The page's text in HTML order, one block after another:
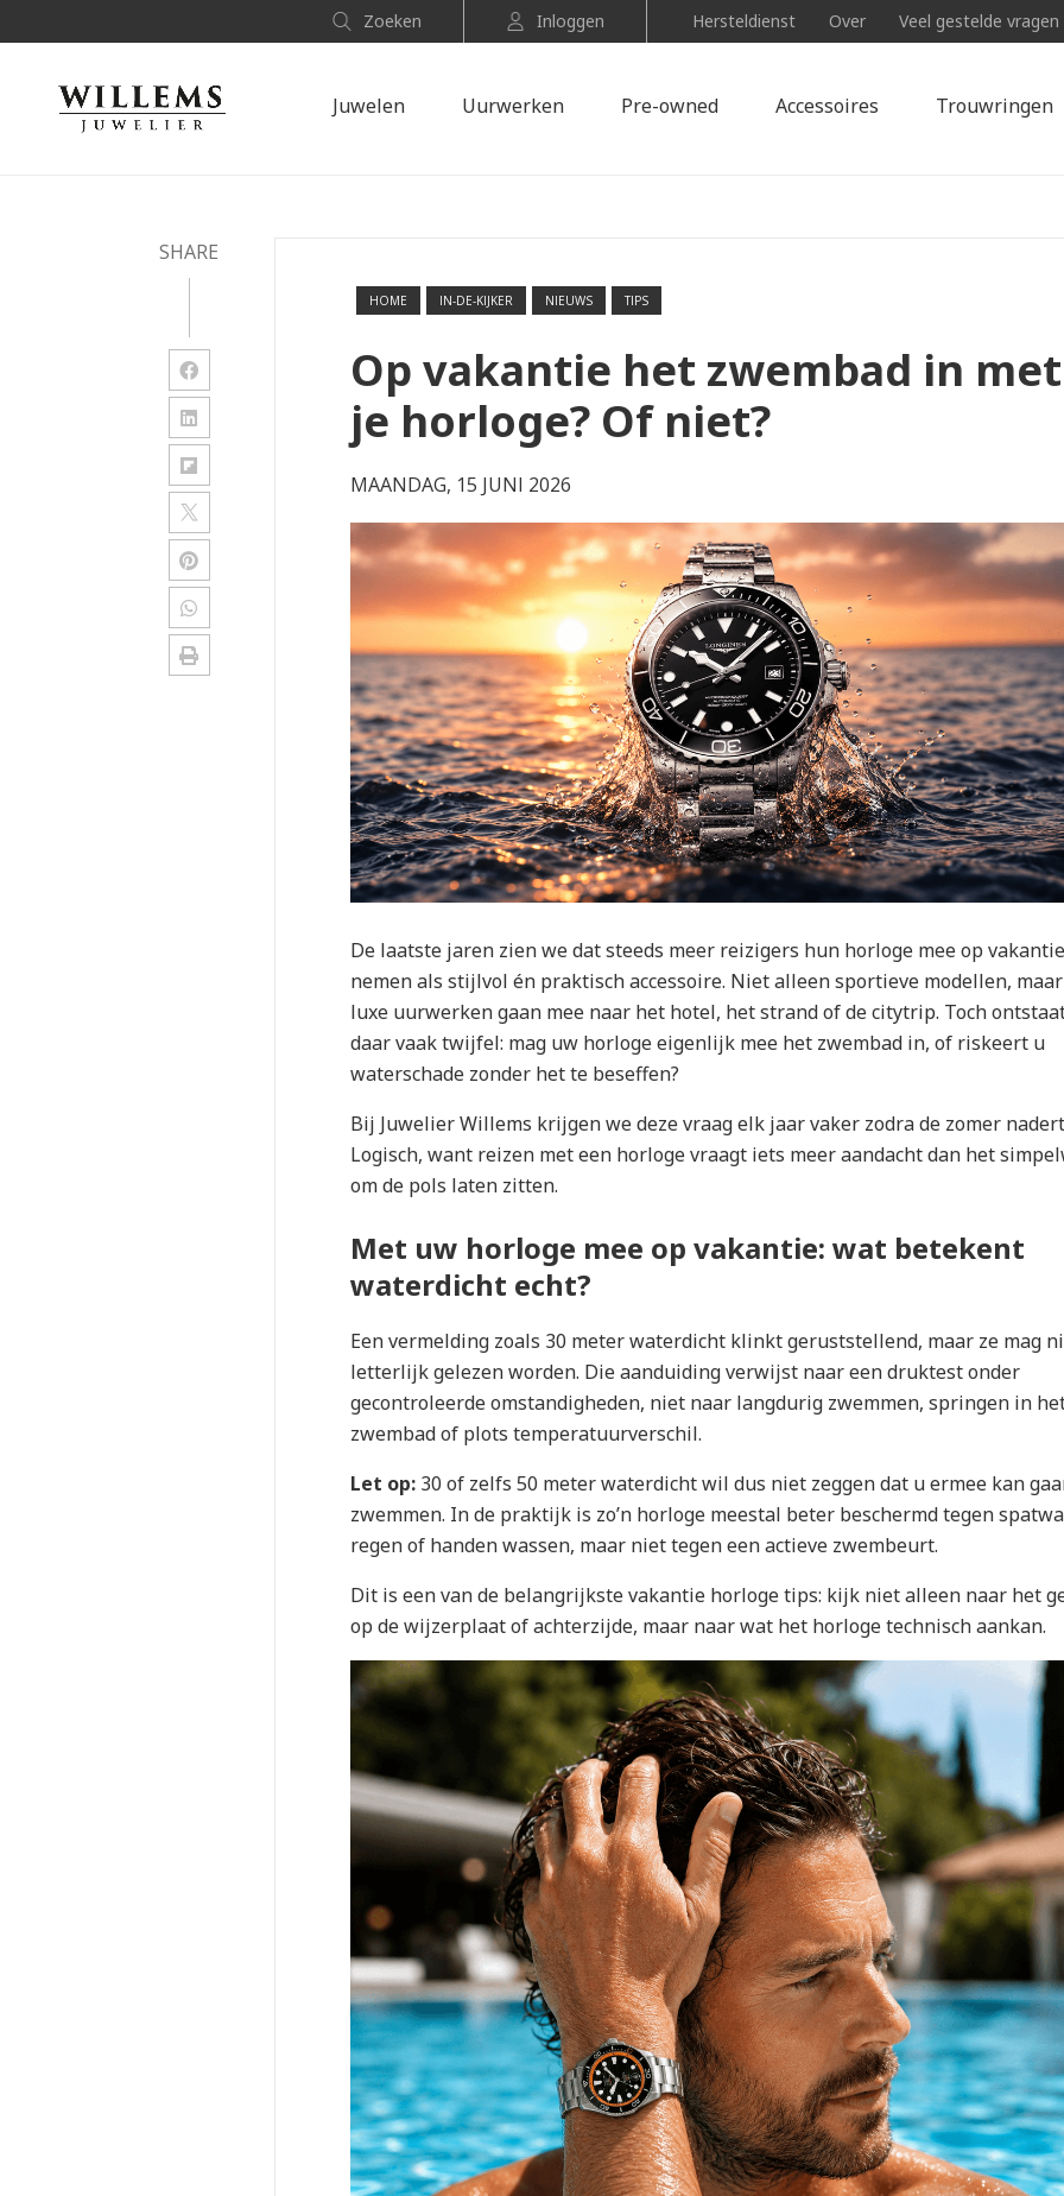
Zoeken Inloggen Hersteldienst Over Veel gestelde vragen
Juwelen Uurwerken Pre-owned Accessoires Trouwringen
SHARE
HOME IN-DE-KIJKER NIEUWS TIPS
Op vakantie het zwembad in met
je horloge? Of niet?
MAANDAG, 15 JUNI 2026
De laatste jaren zien we dat steeds meer reizigers hun horloge mee op vakantie
nemen als stijlvol én praktisch accessoire. Niet alleen sportieve modellen,
luxe uurwerken gaan mee naar het hotel, het strand of de citytrip. Toch
daar vaak twijfel: mag uw horloge eigenlijk mee het zwembad in, of riskeert u
waterschade zonder het te beseffen?
Bij Juwelier Willems krijgen we deze vraag elk jaar vaker zodra de zomer
Logisch, want reizen met een horloge vraagt iets meer aandacht dan het
om de pols laten zitten.
Met uw horloge mee op vakantie: wat betekent
waterdicht echt?
Een vermelding zoals 30 meter waterdicht klinkt geruststellend, maar ze mag
letterlijk gelezen worden. Die aanduiding verwijst naar een druktest onder
gecontroleerde omstandigheden, niet naar langdurig zwemmen, springen in
zwembad of plots temperatuurverschil.
Let op: 30 of zelfs 50 meter waterdicht wil dus niet zeggen dat u ermee kan
zwemmen. In de praktijk is zo’n horloge meestal beter beschermd tegen
regen of handen wassen, maar niet tegen een actieve zwembeurt.
Dit is een van de belangrijkste vakantie horloge tips: kijk niet alleen naar het
op de wijzerplaat of achterzijde, maar naar wat het horloge technisch aankan.